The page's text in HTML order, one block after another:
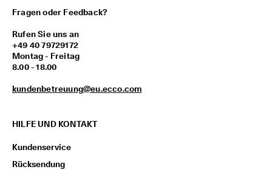
Fragen oder Feedback?
Rufen Sie uns an
+49 40 79729172
Montag - Freitag
8.00 - 18.00
kundenbetreuung@eu.ecco.com
HILFE UND KONTAKT
Kundenservice
Rücksendung